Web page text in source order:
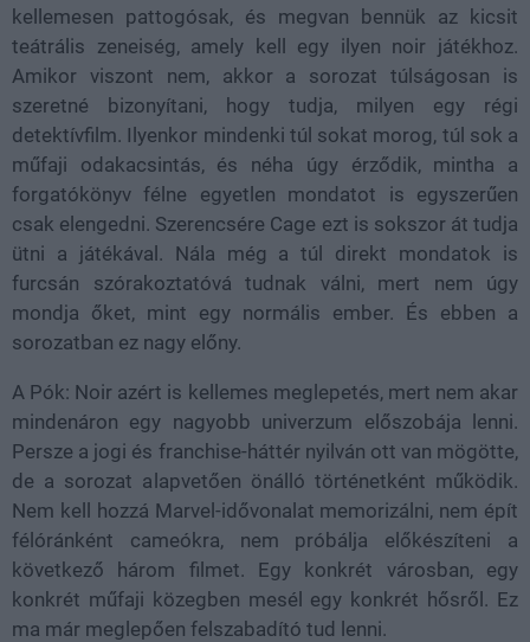
kellemesen pattogósak, és megvan bennük az kicsit
teátrális zeneiség, amely kell egy ilyen noir játékhoz.
Amikor viszont nem, akkor a sorozat túlságosan is
szeretné bizonyítani, hogy tudja, milyen egy régi
detektívfilm. Ilyenkor mindenki túl sokat morog, túl sok a
műfaji odakacsintás, és néha úgy érződik, mintha a
forgatókönyv félne egyetlen mondatot is egyszerűen
csak elengedni. Szerencsére Cage ezt is sokszor át tudja
ütni a játékával. Nála még a túl direkt mondatok is
furcsán szórakoztatóvá tudnak válni, mert nem úgy
mondja őket, mint egy normális ember. És ebben a
sorozatban ez nagy előny.
A Pók: Noir azért is kellemes meglepetés, mert nem akar
mindenáron egy nagyobb univerzum előszobája lenni.
Persze a jogi és franchise-háttér nyilván ott van mögötte,
de a sorozat alapvetően önálló történetként működik.
Nem kell hozzá Marvel-idővonalat memorizálni, nem épít
félóránként cameókra, nem próbálja előkészíteni a
következő három filmet. Egy konkrét városban, egy
konkrét műfaji közegben mesél egy konkrét hősről. Ez
ma már meglepően felszabadító tud lenni.